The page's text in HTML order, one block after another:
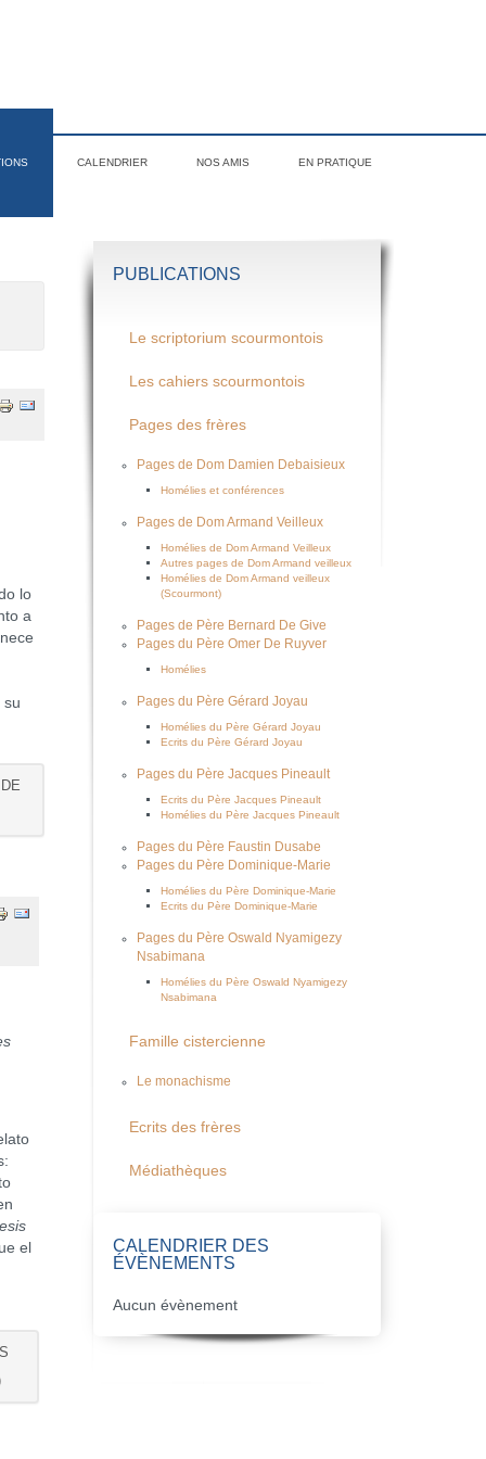
CALENDRIER NOS AMIS EN PRATIQUE
lo
a
su
el
PUBLICATIONS
Le scriptorium scourmontois
Les cahiers scourmontois
Pages des frères
Pages de Dom Damien Debaisieux
Homélies et conférences
Pages de Dom Armand Veilleux
Homélies de Dom Armand Veilleux
Autres pages de Dom Armand veilleux
Homélies de Dom Armand veilleux
(Scourmont)
Pages de Père Bernard De Give
Pages du Père Omer De Ruyver
Homélies
Pages du Père Gérard Joyau
Homélies du Père Gérard Joyau
Ecrits du Père Gérard Joyau
Pages du Père Jacques Pineault
Ecrits du Père Jacques Pineault
Homélies du Père Jacques Pineault
Pages du Père Faustin Dusabe
Pages du Père Dominique-Marie
Homélies du Père Dominique-Marie
Ecrits du Père Dominique-Marie
Pages du Père Oswald Nyamigezy
Nsabimana
Homélies du Père Oswald Nyamigezy
Nsabimana
Famille cistercienne
Le monachisme
Ecrits des frères
Médiathèques
CALENDRIER DES
ÉVÈNEMENTS
Aucun évènement